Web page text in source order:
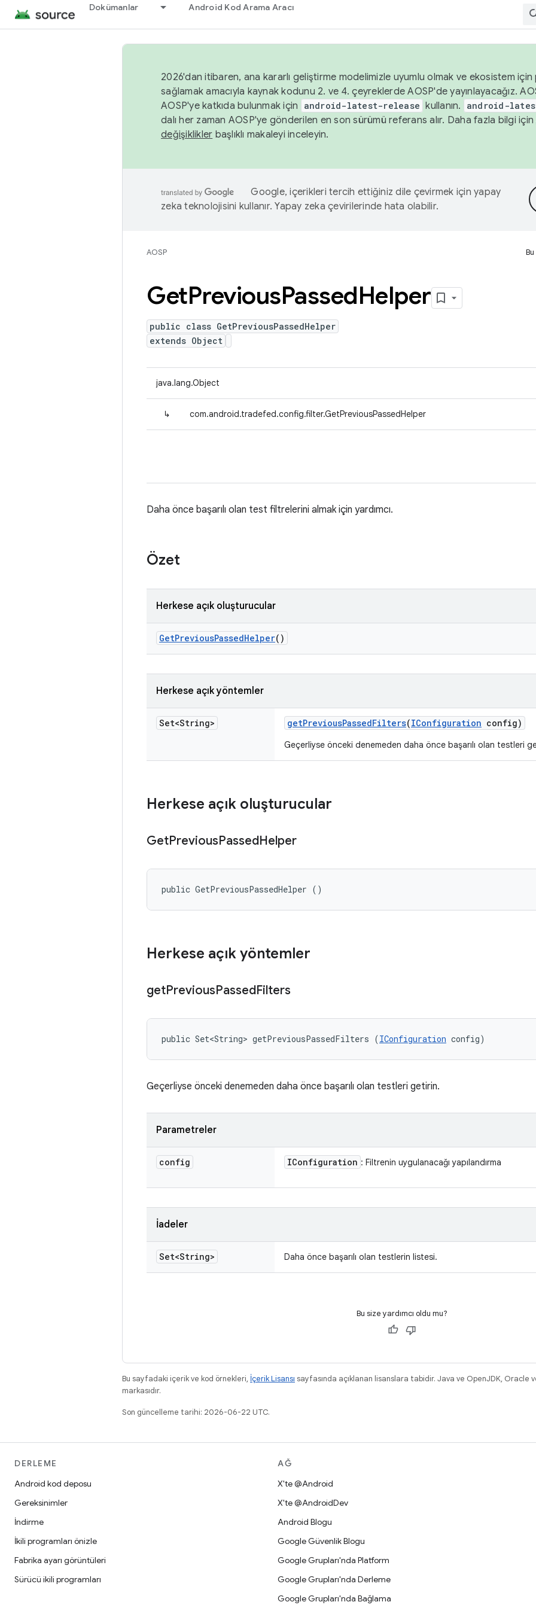
Dokümanlar Android Kod Arama Aracı
2026'dan itibaren, ana kararlı geliştirme modelimizle uyumlu olmak ve ekosistem için
sağlamak amacıyla kaynak kodunu 2. ve 4. çeyreklerde AOSP'de yayınlayacağız.
AOSP'ye katkıda bulunmak için
android-latest-release kullanın. android-
dalı her zaman AOSP'ye gönderilen en son sürümü referans alır. Daha fazla bilgi için
değişiklikler başlıklı makaleyi inceleyin.
Google, içerikleri tercih ettiğiniz dile çevirmek için yapay
zeka teknolojisini kullanır. Yapay zeka çevirilerinde hata olabilir.
AOSP
GetPreviousPassedHelper
public class GetPreviousPassedHelper
extends Object
java.lang.Object
↳ com.android.tradefed.config.filter.GetPreviousPassedHelper
Daha önce başarılı olan test filtrelerini almak için yardımcı.
Özet
Herkese açık oluşturucular
GetPreviousPassedHelper()
Herkese açık yöntemler
Set<String> getPreviousPassedFilters(IConfiguration config)
Geçerliyse önceki denemeden daha önce başarılı olan testleri
Herkese açık oluşturucular
GetPreviousPassedHelper
public GetPreviousPassedHelper ()
Herkese açık yöntemler
getPreviousPassedFilters
public Set<String> getPreviousPassedFilters (IConfiguration config)
Geçerliyse önceki denemeden daha önce başarılı olan testleri getirin.
Parametreler
config IConfiguration : Filtrenin uygulanacağı yapılandırma
İadeler
Set<String> Daha önce başarılı olan testlerin listesi.
Bu size yardımcı oldu mu?
Bu sayfadaki içerik ve kod örnekleri, İçerik Lisansı sayfasında açıklanan lisanslara tabidir. Java ve OpenJDK, Oracle
markasıdır.
Son güncelleme tarihi: 2026-06-22 UTC.
DERLEME
Android kod deposu
Gereksinimler
İndirme
İkili programları önizle
Fabrika ayarı görüntüleri
Sürücü ikili programları
AĞ
X'te @Android
X'te @AndroidDev
Android Blogu
Google Güvenlik Blogu
Google Grupları'nda Platform
Google Grupları'nda Derleme
Google Grupları'nda Bağlama